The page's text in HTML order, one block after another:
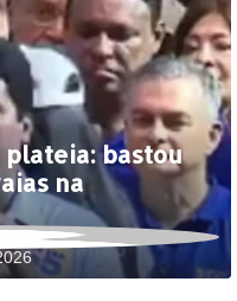
plateia: bastou
na